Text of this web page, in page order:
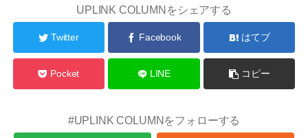
UPLINK COLUMNをシェアする
Twitter Facebook はてブ
Pocket LINE コピー
#UPLINK COLUMNをフォローする